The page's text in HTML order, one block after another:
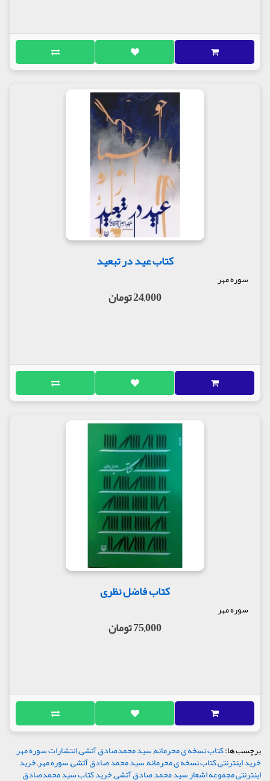
کتاب عید در تبعید
سوره مهر
24,000 تومان
کتاب فاضل نظری
سوره مهر
75,000 تومان
برچسب ها:کتاب نسخه ی محرمانه,سید محمدصادق آتشی,انتشارات سوره مهر,
خرید اینترنتی کتاب نسخه ی محرمانه,سید محمد صادق آتشی,سوره مهر,خرید
اینترنتی مجموعه اشعار سید محمد صادق آتشی,خرید کتاب سید محمدصادق